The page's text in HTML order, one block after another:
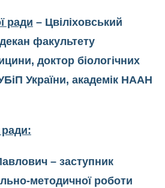
ради – Цвіліховський
факультету
доктор біологічних
України, академік НААН
– заступник
методичної роботи